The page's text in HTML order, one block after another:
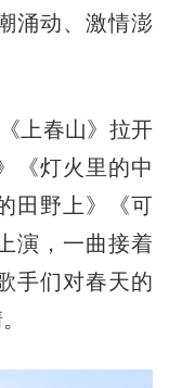
涌动、激情澎
上春山》拉开
《灯火里的中
田野上》《可
演，一曲接着
手们对春天的